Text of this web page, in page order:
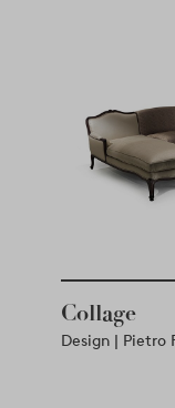
Collage
Design | Pietro